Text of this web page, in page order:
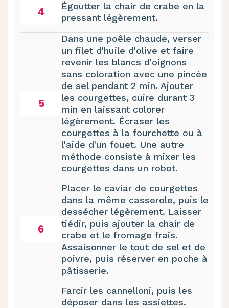
4
Égoutter la chair de crabe en la
pressant légèrement.
5
Dans une poêle chaude, verser
un filet d'huile d'olive et faire
revenir les blancs d'oignons
sans coloration avec une pincée
de sel pendant 2 min. Ajouter
les courgettes, cuire durant 3
min en laissant colorer
légèrement. Écraser les
courgettes à la fourchette ou à
l'aide d'un fouet. Une autre
méthode consiste à mixer les
courgettes dans un robot.
6
Placer le caviar de courgettes
dans la même casserole, puis le
dessécher légèrement. Laisser
tiédir, puis ajouter la chair de
crabe et le fromage frais.
Assaisonner le tout de sel et de
poivre, puis réserver en poche à
pâtisserie.
Farcir les cannelloni, puis les
déposer dans les assiettes.